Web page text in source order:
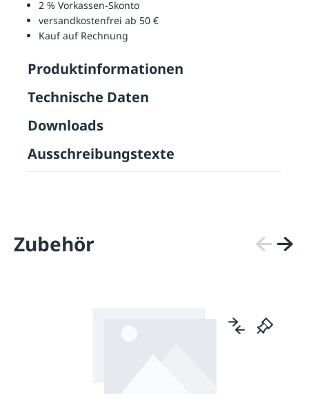
2 % Vorkassen-Skonto
versandkostenfrei ab 50 €
Kauf auf Rechnung
Produktinformationen
Technische Daten
Downloads
Ausschreibungstexte
Zubehör